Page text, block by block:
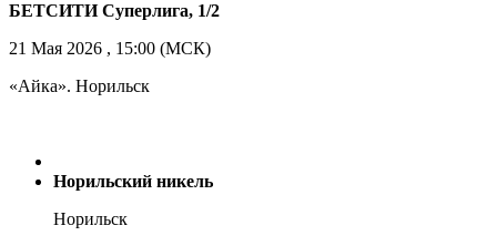
БЕТСИТИ Суперлига, 1/2
21 Мая 2026 , 15:00 (МСК)
«Айка». Норильск
Норильский никель
Норильск